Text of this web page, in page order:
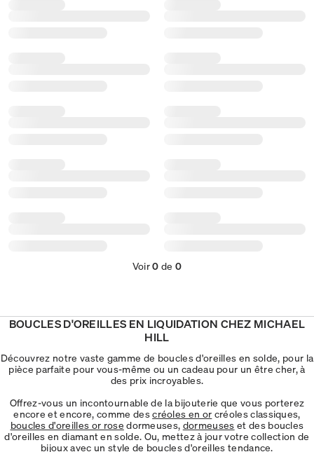
Voir0 de 0
BOUCLES D'OREILLES EN LIQUIDATION CHEZ MICHAEL
HILL
Découvrez notre vaste gamme de boucles d'oreilles en solde, pour la
pièce parfaite pour vous-même ou un cadeau pour un être cher, à
des prix incroyables.
Offrez-vous un incontournable de la bijouterie que vous porterez
encore et encore, comme descréoles en or créoles classiques,
boucles d'oreilles or rose dormeuses, dormeuses et des boucles
d'oreilles en diamant en solde. Ou, mettez à jour votre collection de
bijoux avec un style de boucles d'oreilles tendance.